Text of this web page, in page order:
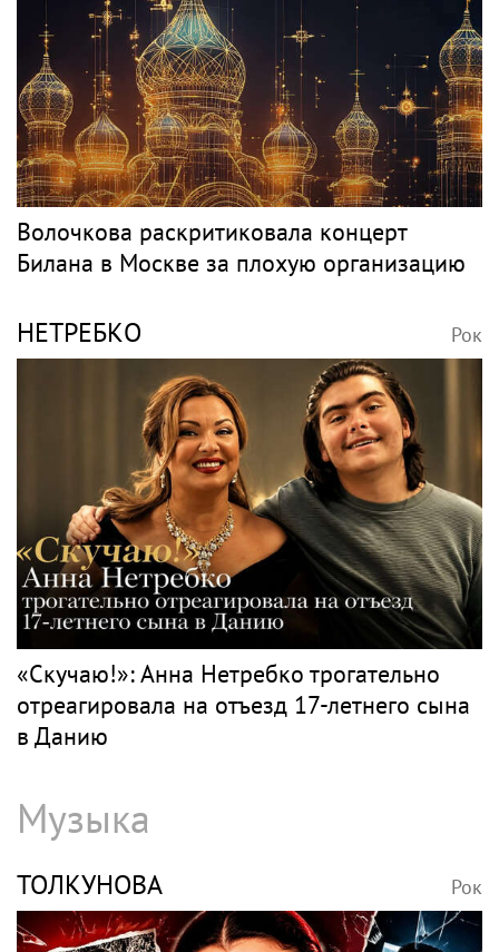
Волочкова раскритиковала концерт
Билана в Москве за плохую организацию
НЕТРЕБКО Рок
«Скучаю!»: Анна Нетребко трогательно
отреагировала на отъезд 17-летнего сына
в Данию
Музыка
ТОЛКУНОВА Рок